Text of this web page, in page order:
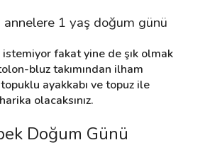
1 yaş doğum günü
fakat yine de şık olmak
bluz takımından ilham
ayakkabı ve topuz ile
olacaksınız.
Doğum Günü